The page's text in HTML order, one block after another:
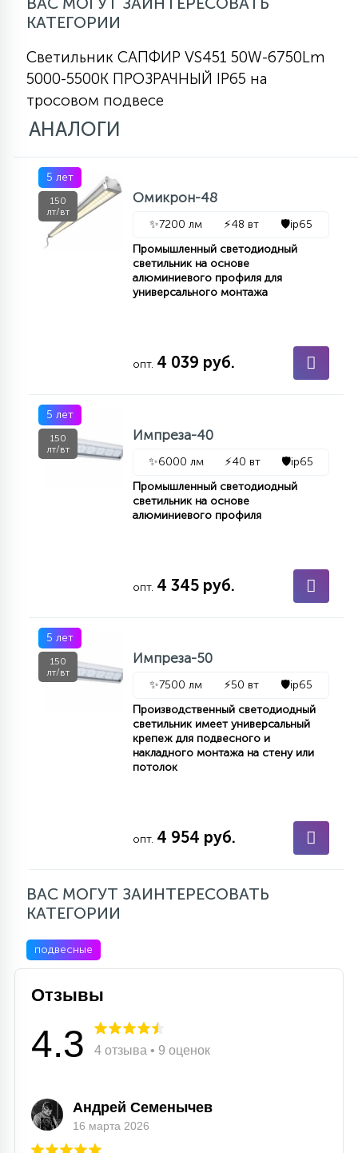
КАТЕГОРИИ
Светильник САПФИР VS451 50W-6750Lm
5000-5500К ПРОЗРАЧНЫЙ IP65 на
тросовом подвесе
АНАЛОГИ
5 лет
150
лт/вт
Омикрон-48
✨7200 лм ⚡48 вт 🛡️ip65
Промышленный светодиодный
светильник на основе
алюминиевого профиля для
универсального монтажа
опт. 4 039 руб.
5 лет
150
лт/вт
Импреза-40
✨6000 лм ⚡40 вт 🛡️ip65
Промышленный светодиодный
светильник на основе
алюминиевого профиля
опт. 4 345 руб.
5 лет
150
лт/вт
Импреза-50
✨7500 лм ⚡50 вт 🛡️ip65
Производственный светодиодный
светильник имеет универсальный
крепеж для подвесного и
накладного монтажа на стену или
потолок
опт. 4 954 руб.
ВАС МОГУТ ЗАИНТЕРЕСОВАТЬ
КАТЕГОРИИ
подвесные
Отзывы
4.3 4 отзыва • 9 оценок
Андрей Семенычев
16 марта 2026